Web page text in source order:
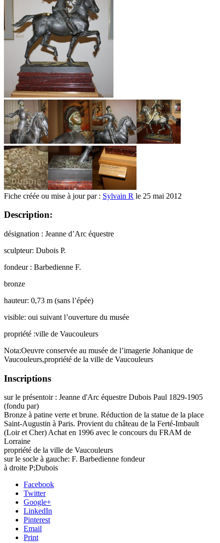
Fiche créée ou mise à jour par : Sylvain R le 25 mai 2012
Description:
désignation : Jeanne d’Arc équestre
sculpteur: Dubois P.
fondeur : Barbedienne F.
bronze
hauteur: 0,73 m (sans l’épée)
visible: oui suivant l’ouverture du musée
propriété :ville de Vaucouleurs
Nota:Oeuvre conservée au musée de l’imagerie Johanique de
Vaucouleurs,propriété de la ville de Vaucouleurs
Inscriptions
sur le présentoir : Jeanne d'Arc équestre Dubois Paul 1829-1905
(fondu par)
Bronze à patine verte et brune. Réduction de la statue de la place
Saint-Augustin à Paris. Provient du château de la Ferté-Imbault
(Loir et Cher) Achat en 1996 avec le concours du FRAM de
Lorraine
propriété de la ville de Vaucouleurs
sur le socle à gauche: F. Barbedienne fondeur
à droite P;Dubois
Facebook
Twitter
Google+
LinkedIn
Pinterest
Email
Print